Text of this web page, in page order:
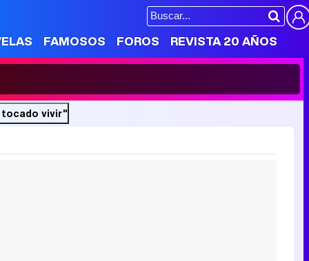
FAMOSOS FOROS REVISTA 20 AÑOS
tocado vivir"